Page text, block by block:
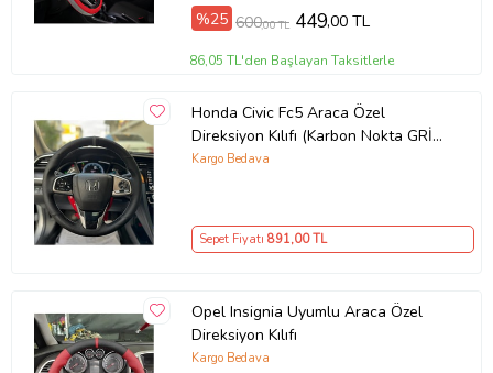
%25 600,00 TL 449,00 TL
86,05 TL'den Başlayan Taksitlerle
Honda Civic Fc5 Araca Özel
Direksiyon Kılıfı (Karbon Nokta GRİ
YÜZÜK)
Kargo Bedava
Sepet Fiyatı 891,00 TL
Opel Insignia Uyumlu Araca Özel
Direksiyon Kılıfı
Kargo Bedava